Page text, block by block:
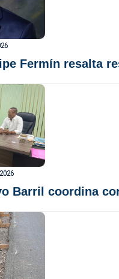
Fermín resalta
Barril coordina